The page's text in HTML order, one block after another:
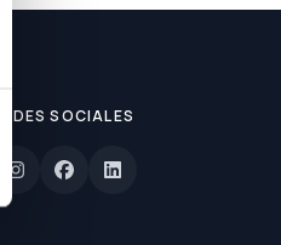
REDES SOCIALES